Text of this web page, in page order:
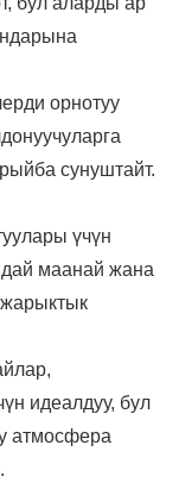
орнотуу
сунуштайт.
үчүн
маанай жана
идеалдуу, бул
атмосфера